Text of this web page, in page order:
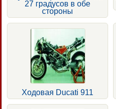
27 градусов в обе
стороны
Ходовая Ducati 911